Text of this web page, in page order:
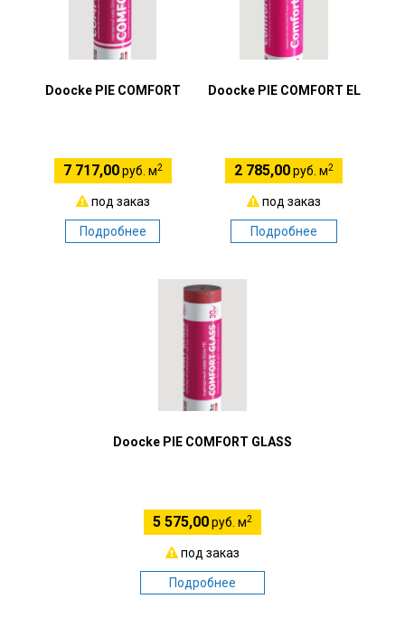
Doocke PIE COMFORT
7 717,00руб. м2
под заказ
Подробнее
Doocke PIE COMFORT EL
2 785,00руб. м2
под заказ
Подробнее
Doocke PIE COMFORT GLASS
5 575,00руб. м2
под заказ
Подробнее